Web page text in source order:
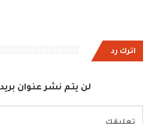
اترك رد
لن يتم نشر عنوان